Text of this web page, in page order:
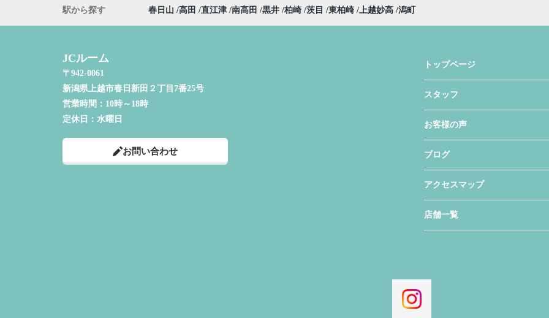
駅から探す 春日山 高田 直江津 南高田 黒井 柏崎 茨目 東柏崎 上越妙高 潟町
JCルーム
〒942-0061
新潟県上越市春日新田２丁目7番25号
営業時間： 10時～18時
定休日： 水曜日
お問い合わせ
トップページ
スタッフ
お客様の声
ブログ
アクセスマップ
店舗一覧